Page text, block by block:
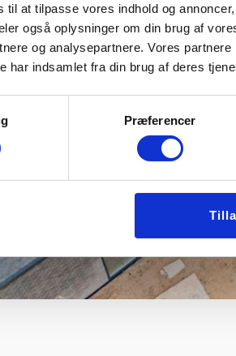
til at tilpasse vores indhold og
også oplysninger om din brug af
og analysepartnere. Vores
har indsamlet fra din brug af deres
Præferencer